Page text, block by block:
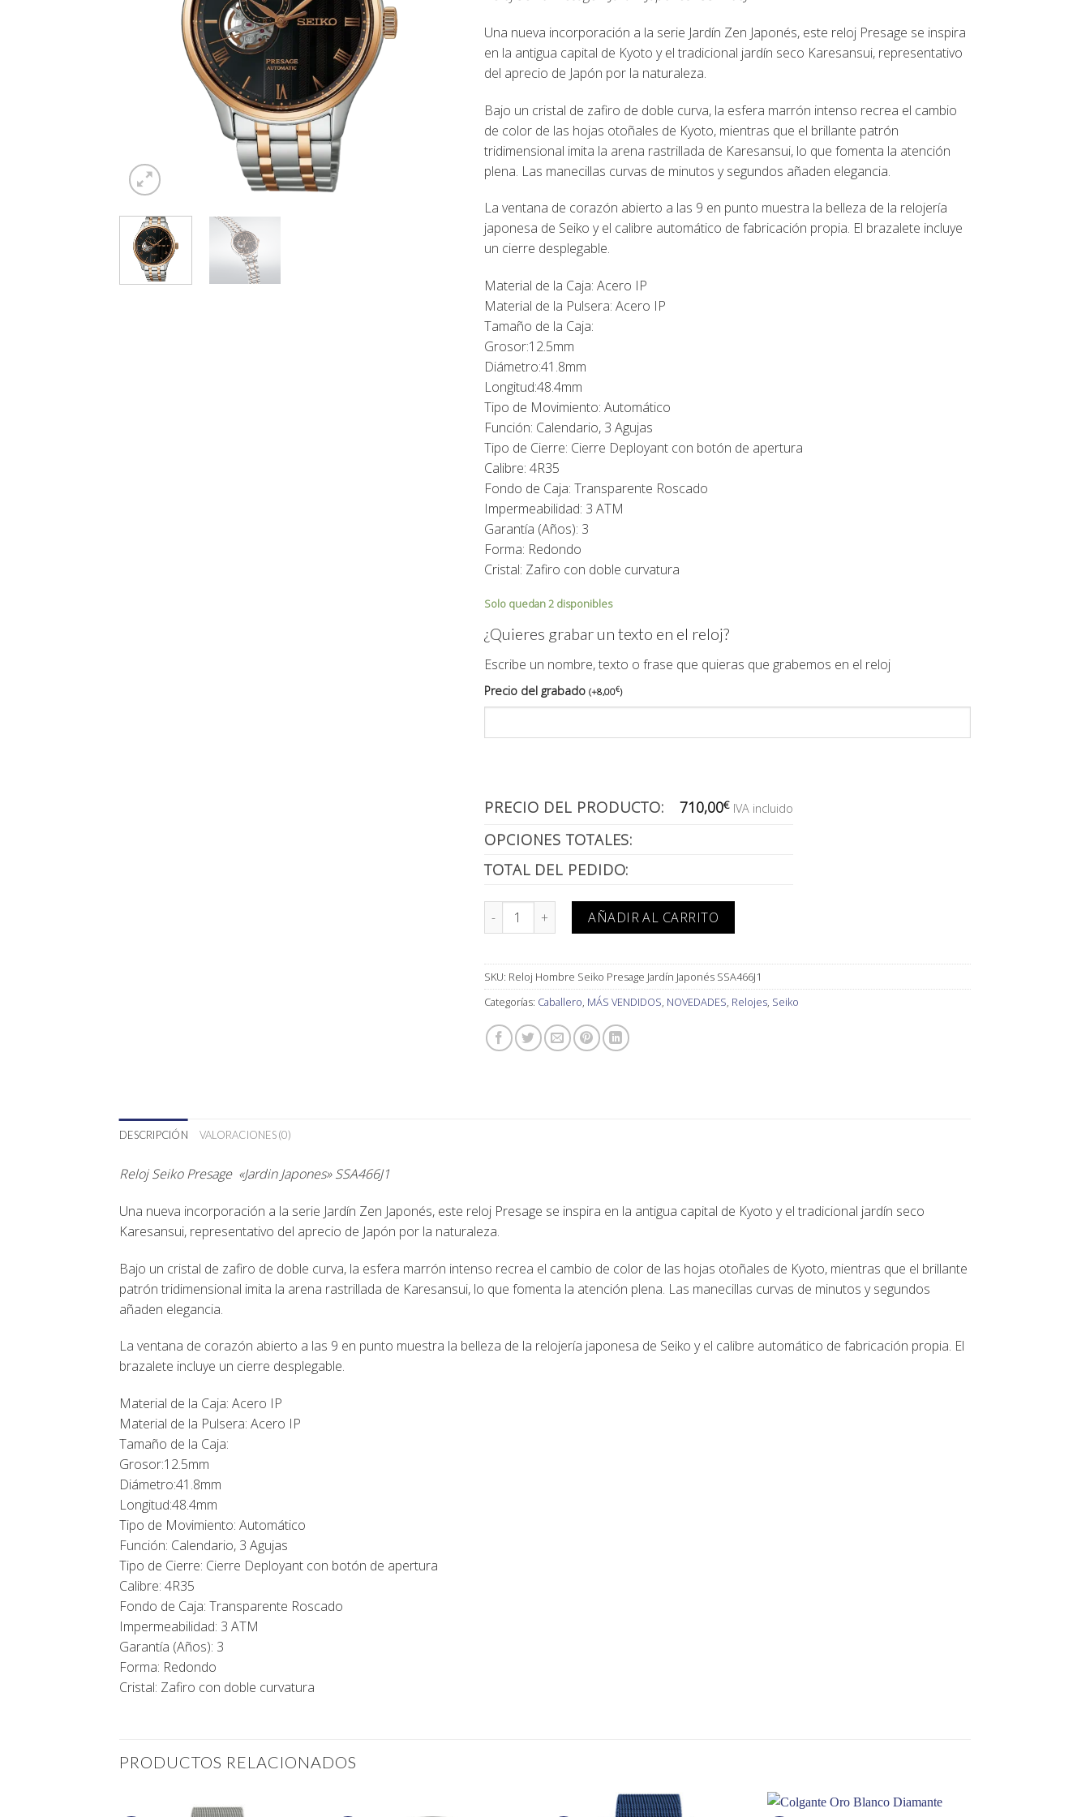
Una nueva incorporación a la serie Jardín Zen Japonés, este reloj Presage se inspira
en la antigua capital de Kyoto y el tradicional jardín seco Karesansui, representativo
del aprecio de Japón por la naturaleza.
Bajo un cristal de zafiro de doble curva, la esfera marrón intenso recrea el cambio
de color de las hojas otoñales de Kyoto, mientras que el brillante patrón
tridimensional imita la arena rastrillada de Karesansui, lo que fomenta la atención
plena. Las manecillas curvas de minutos y segundos añaden elegancia.
La ventana de corazón abierto a las 9 en punto muestra la belleza de la relojería
japonesa de Seiko y el calibre automático de fabricación propia. El brazalete incluye
un cierre desplegable.
Material de la Caja: Acero IP
Material de la Pulsera: Acero IP
Tamaño de la Caja:
Grosor:12.5mm
Diámetro:41.8mm
Longitud:48.4mm
Tipo de Movimiento: Automático
Función: Calendario, 3 Agujas
Tipo de Cierre: Cierre Deployant con botón de apertura
Calibre: 4R35
Fondo de Caja: Transparente Roscado
Impermeabilidad: 3 ATM
Garantía (Años): 3
Forma: Redondo
Cristal: Zafiro con doble curvatura
Solo quedan 2 disponibles
¿Quieres grabar un texto en el reloj?
Escribe un nombre, texto o frase que quieras que grabemos en el reloj
Precio del grabado (+8,00€)
PRECIO DEL PRODUCTO: 710,00€ IVA incluido
OPCIONES TOTALES:
TOTAL DEL PEDIDO:
Reloj Hombre Seiko Presage Jardín Japonés SSA466J1 cantidad
AÑADIR AL CARRITO
SKU: Reloj Hombre Seiko Presage Jardín Japonés SSA466J1
Categorías: Caballero, MÁS VENDIDOS, NOVEDADES, Relojes, Seiko
DESCRIPCIÓN VALORACIONES (0)
Reloj Seiko Presage «Jardin Japones» SSA466J1
Una nueva incorporación a la serie Jardín Zen Japonés, este reloj Presage se inspira en la antigua capital de Kyoto y el tradicional jardín seco
Karesansui, representativo del aprecio de Japón por la naturaleza.
Bajo un cristal de zafiro de doble curva, la esfera marrón intenso recrea el cambio de color de las hojas otoñales de Kyoto, mientras que el brillante
patrón tridimensional imita la arena rastrillada de Karesansui, lo que fomenta la atención plena. Las manecillas curvas de minutos y segundos
añaden elegancia.
La ventana de corazón abierto a las 9 en punto muestra la belleza de la relojería japonesa de Seiko y el calibre automático de fabricación propia. El
brazalete incluye un cierre desplegable.
Material de la Caja: Acero IP
Material de la Pulsera: Acero IP
Tamaño de la Caja:
Grosor:12.5mm
Diámetro:41.8mm
Longitud:48.4mm
Tipo de Movimiento: Automático
Función: Calendario, 3 Agujas
Tipo de Cierre: Cierre Deployant con botón de apertura
Calibre: 4R35
Fondo de Caja: Transparente Roscado
Impermeabilidad: 3 ATM
Garantía (Años): 3
Forma: Redondo
Cristal: Zafiro con doble curvatura
PRODUCTOS RELACIONADOS